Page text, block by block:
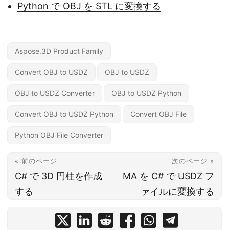
Python で OBJ を STL に変換する
Aspose.3D Product Family
Convert OBJ to USDZ OBJ to USDZ
OBJ to USDZ Converter OBJ to USDZ Python
Convert OBJ to USDZ Python Convert OBJ File
Python OBJ File Converter
« 前のページ
C# で 3D 円柱を作成
する
次のページ »
MA を C# で USDZ フ
ァイルに変換する